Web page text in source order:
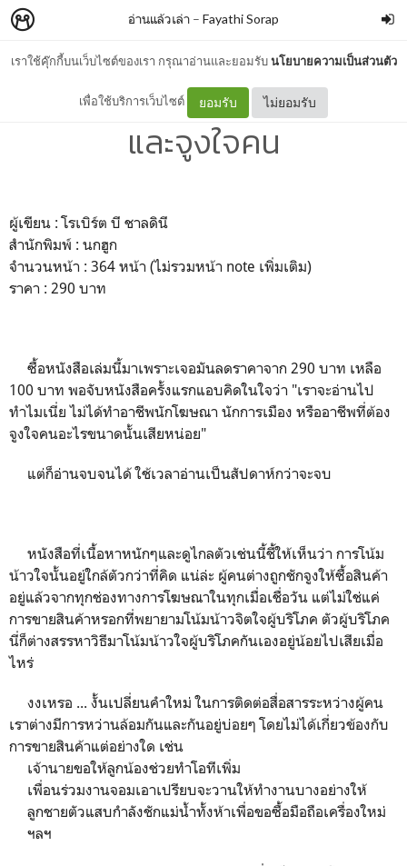
เราใช้คุ๊กกี้บนเว็บไซต์ของเรา กรุณาอ่านและยอมรับนโยบายความเป็นส่วนตัว
เพื่อใช้บริการเว็บไซต์ ยอมรับ ไม่ยอมรับ
อ่านแล้วเล่า – Fayathi Sorap
อ่านแล้วเล่า : กลยุทธ์โน้มน้าว
และจูงใจคน
ผู้เขียน : โรเบิร์ต บี ชาลดินี
สำนักพิมพ์ : นกฮูก
จำนวนหน้า : 364 หน้า (ไม่รวมหน้า note เพิ่มเติม)
ราคา : 290 บาท
ซื้อหนังสือเล่มนี้มาเพราะเจอมันลดราคาจาก 290 บาท เหลือ
100 บาท พอจับหนังสือครั้งแรกแอบคิดในใจว่า "เราจะอ่านไป
ทำไมเนี่ย ไม่ได้ทำอาชีพนักโฆษณา นักการเมือง หรืออาชีพที่ต้อง
จูงใจคนอะไรขนาดนั้นเสียหน่อย"
แต่ก็อ่านจบจนได้ ใช้เวลาอ่านเป็นสัปดาห์กว่าจะจบ
หนังสือที่เนื้อหาหนักๆและดูไกลตัวเช่นนี้ชี้ให้เห็นว่า การโน้ม
น้าวใจนั้นอยู่ใกล้ตัวกว่าที่คิด แน่ล่ะ ผู้คนต่างถูกชักจูงให้ซื้อสินค้า
อยู่แล้วจากทุกช่องทางการโฆษณาในทุกเมื่อเชื่อวัน แต่ไม่ใช่แค่
การขายสินค้าหรอกที่พยายามโน้มน้าวจิตใจผู้บริโภค ตัวผู้บริโภค
นี่ก็ต่างสรรหาวิธีมาโน้มน้าวใจผู้บริโภคกันเองอยู่น้อยไปเสียเมื่อ
ไหร่
งงเหรอ ... งั้นเปลี่ยนคำใหม่ ในการติดต่อสื่อสารระหว่างผู้คน
เราต่างมีการหว่านล้อมกันและกันอยู่บ่อยๆ โดยไม่ได้เกี่ยวข้องกับ
การขายสินค้าแต่อย่างใด เช่น
เจ้านายขอให้ลูกน้องช่วยทำโอทีเพิ่ม
เพื่อนร่วมงานจอมเอาเปรียบจะวานให้ทำงานบางอย่างให้
ลูกชายตัวแสบกำลังชักแม่น้ำทั้งห้าเพื่อขอซื้อมือถือเครื่องใหม่
ฯลฯ